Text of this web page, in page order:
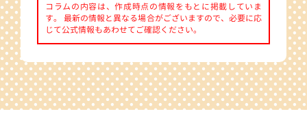
コラムの内容は、作成時点の情報をもとに掲載していま
す。 最新の情報と異なる場合がございますので、必要に応
じて公式情報もあわせてご確認ください。